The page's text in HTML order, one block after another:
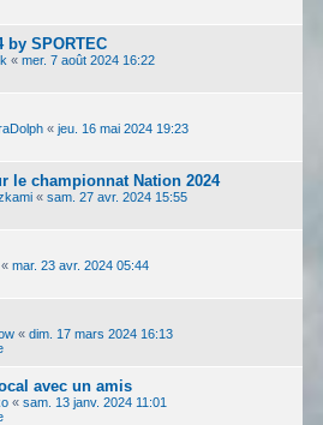
by SPORTEC
« mer. 7 août 2024 16:22
« jeu. 16 mai 2024 19:23
le championnat Nation 2024
« sam. 27 avr. 2024 15:55
« mar. 23 avr. 2024 05:44
« dim. 17 mars 2024 16:13
avec un amis
« sam. 13 janv. 2024 11:01